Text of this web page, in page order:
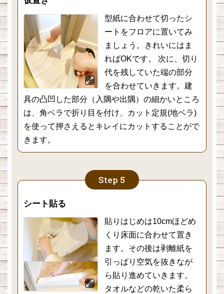
型紙に合わせて切ったシ
ートをフロアに置いてみ
ましょう。きれいにはま
ればOKです。 次に、切り
代を残していた端の部分
を合わせていきます。建
具の凸凹した部分（入隅や出隅）の細かいところ
は、角ベラで折り目を付け、カット定規(地ベラ)
を使って押さえるとキレイにカットすることがで
きます。
シート貼る
貼りはじめは10cmほどめ
くり床面に合わせて置き
ます。その後は剥離紙を
引っぱり空気を抜きなが
ら貼り進めていきます。
タオルなどの乾いた柔ら